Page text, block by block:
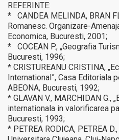
REFERINTE:
* CANDEA MELINDA, BRAN
Romanesc. Organizare-
Economica, Bucuresti, 2001;
* COCEAN P., „Geografia
Bucuresti, 1996;
* CRISTUREANU CRISTINA,
International”, Casa Editoriala
ABEONA, Bucuresti, 1992;
* GLAVAN V., MARCHIDAN G.,
internationala in valorificarea
Bucuresti, 1993;
* PETREA RODICA, PETREA